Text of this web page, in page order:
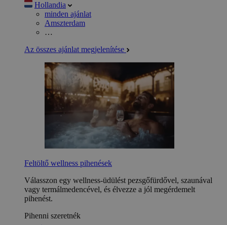
Hollandia
minden ajánlat
Amszterdam
…
Az összes ajánlat megjelenítése
Feltöltő wellness pihenések
Válasszon egy wellness-üdülést pezsgőfürdővel, szaunával
vagy termálmedencével, és élvezze a jól megérdemelt
pihenést.
Pihenni szeretnék